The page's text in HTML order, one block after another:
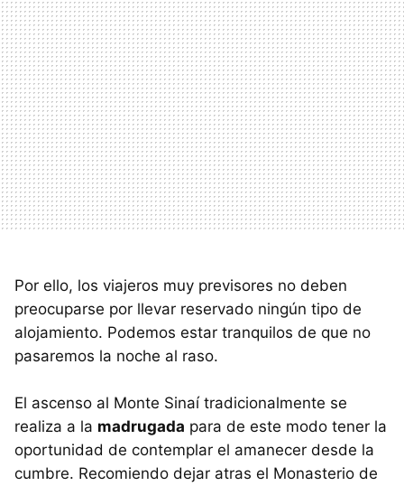
Por ello, los viajeros muy previsores no deben
preocuparse por llevar reservado ningún tipo de
alojamiento. Podemos estar tranquilos de que no
pasaremos la noche al raso.
El ascenso al Monte Sinaí tradicionalmente se
realiza a la madrugada para de este modo tener la
oportunidad de contemplar el amanecer desde la
cumbre. Recomiendo dejar atras el Monasterio de